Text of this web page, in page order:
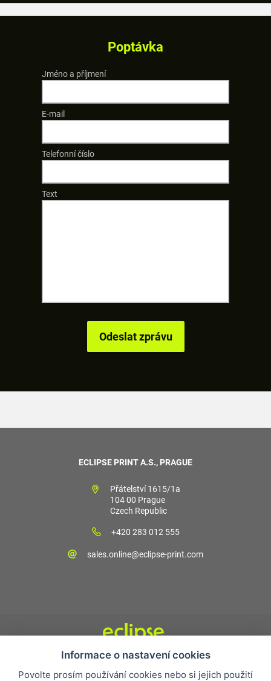
Poptávka
Jméno a příjmení
E-mail
Telefonní číslo
Text
ECLIPSE PRINT A.S., PRAGUE
Přátelství 1615/1a
104 00 Prague
Czech Republic
+420 283 012 555
sales.online@eclipse-print.com
Obchodní podmínky
Nejčastější otázky
Informace o nastavení cookies
Povolte prosím používání cookies nebo si jejich použití